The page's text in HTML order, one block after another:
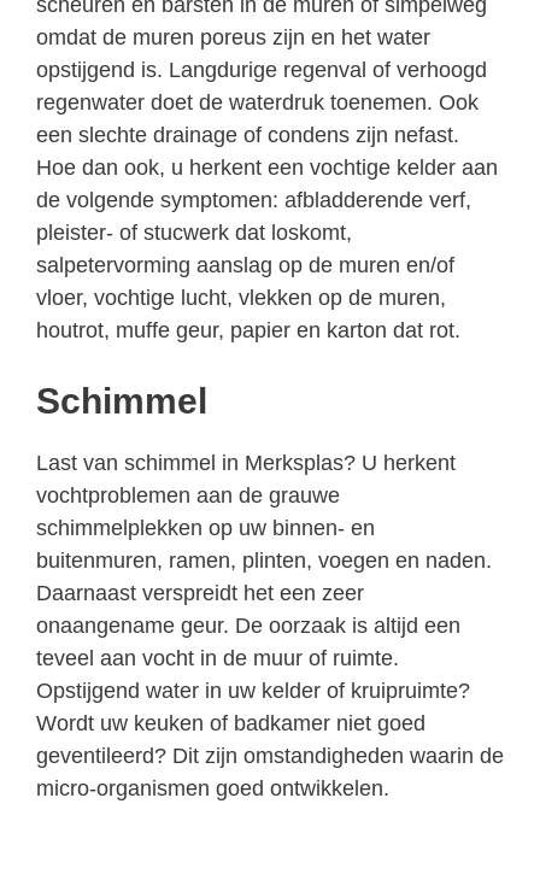
omdat de muren poreus zijn en het water
opstijgend is. Langdurige regenval of verhoogd
regenwater doet de waterdruk toenemen. Ook
een slechte drainage of condens zijn nefast.
Hoe dan ook, u herkent een vochtige kelder aan
de volgende symptomen: afbladderende verf,
pleister- of stucwerk dat loskomt,
salpetervorming aanslag op de muren en/of
vloer, vochtige lucht, vlekken op de muren,
houtrot, muffe geur, papier en karton dat rot.
Schimmel
Last van schimmel in Merksplas? U herkent
vochtproblemen aan de grauwe
schimmelplekken op uw binnen- en
buitenmuren, ramen, plinten, voegen en naden.
Daarnaast verspreidt het een zeer
onaangename geur. De oorzaak is altijd een
teveel aan vocht in de muur of ruimte.
Opstijgend water in uw kelder of kruipruimte?
Wordt uw keuken of badkamer niet goed
geventileerd? Dit zijn omstandigheden waarin de
micro-organismen goed ontwikkelen.